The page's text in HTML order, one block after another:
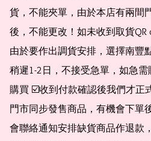
貨，不能夾單，由於本店有兩間
後，不能更改！如未收到取貨
由於要作出調貨安排，選擇南豐
稍遲1-2日，不接受急單，如急
購買 ☑️收到付款確認後我們才正
門市同步發售商品，有機會下單
會聯絡通知安排缺貨商品作退款